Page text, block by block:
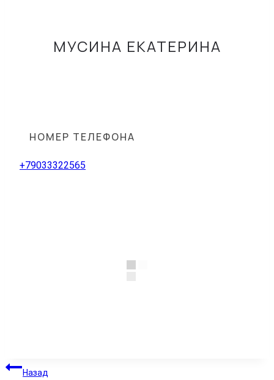
МУСИНА ЕКАТЕРИНА
НОМЕР ТЕЛЕФОНА
+79033322565
НАВИГАЦИЯ
Назад